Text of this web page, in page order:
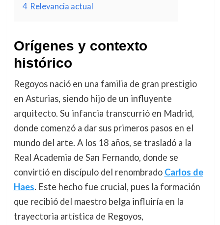
4 Relevancia actual
Orígenes y contexto
histórico
Regoyos nació en una familia de gran prestigio
en Asturias, siendo hijo de un influyente
arquitecto. Su infancia transcurrió en Madrid,
donde comenzó a dar sus primeros pasos en el
mundo del arte. A los 18 años, se trasladó a la
Real Academia de San Fernando, donde se
convirtió en discípulo del renombrado Carlos de
Haes. Este hecho fue crucial, pues la formación
que recibió del maestro belga influiría en la
trayectoria artística de Regoyos,